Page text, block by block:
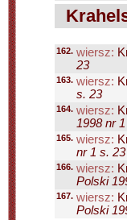
162. wiersz:
23
163. wiersz:
s. 23
164. wiersz:
1998 nr
165. wiersz:
nr 1 s. 23
166. wiersz:
Polski
167. wiersz:
Polski